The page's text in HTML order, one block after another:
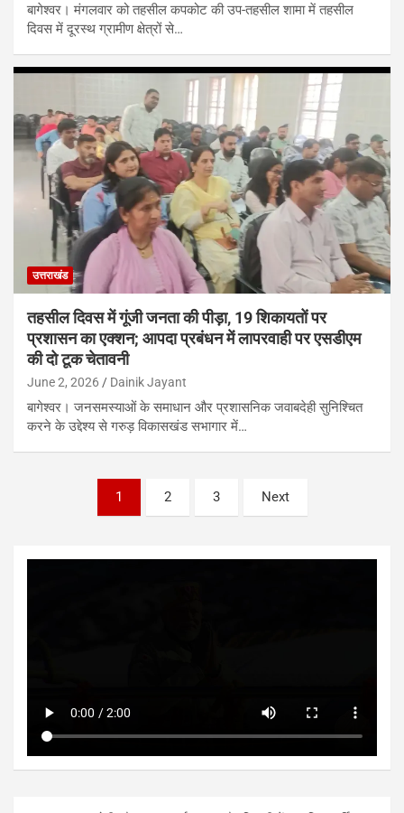
बागेश्वर। मंगलवार को तहसील कपकोट की उप-तहसील शामा में तहसील
दिवस में दूरस्थ ग्रामीण क्षेत्रों से…
उत्तराखंड
तहसील दिवस में गूंजी जनता की पीड़ा, 19 शिकायतों पर
प्रशासन का एक्शन; आपदा प्रबंधन में लापरवाही पर एसडीएम
की दो टूक चेतावनी
June 2, 2026 Dainik Jayant
बागेश्वर। जनसमस्याओं के समाधान और प्रशासनिक जवाबदेही सुनिश्चित
करने के उद्देश्य से गरुड़ विकासखंड सभागार में…
pagination
1 2 3 Next